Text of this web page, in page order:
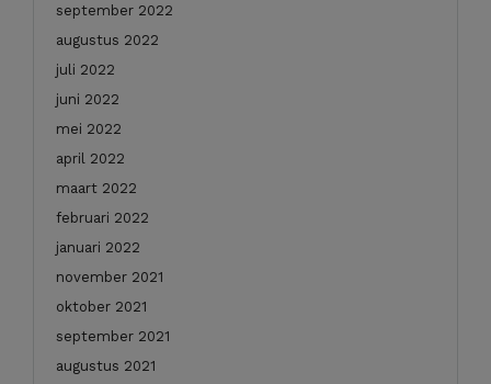
september 2022
augustus 2022
juli 2022
juni 2022
mei 2022
april 2022
maart 2022
februari 2022
januari 2022
november 2021
oktober 2021
september 2021
augustus 2021